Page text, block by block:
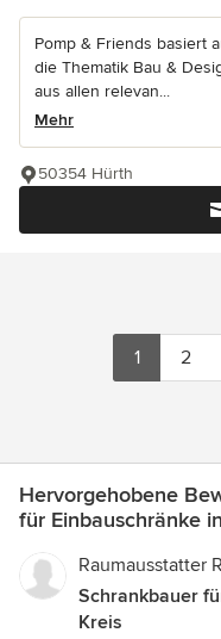
Pomp & Friends basiert
die Thematik Bau &
aus allen relevan...
Mehr
50354 Hürth
1 2
Hervorgehobene
für Einbauschränke
Raumausstatter
Schrankbauer
Kreis